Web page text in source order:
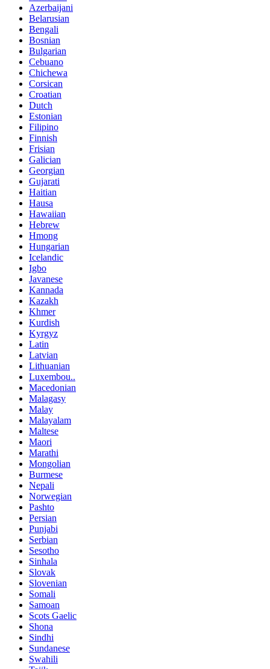
Azerbaijani
Belarusian
Bengali
Bosnian
Bulgarian
Cebuano
Chichewa
Corsican
Croatian
Dutch
Estonian
Filipino
Finnish
Frisian
Galician
Georgian
Gujarati
Haitian
Hausa
Hawaiian
Hebrew
Hmong
Hungarian
Icelandic
Igbo
Javanese
Kannada
Kazakh
Khmer
Kurdish
Kyrgyz
Latin
Latvian
Lithuanian
Luxembou..
Macedonian
Malagasy
Malay
Malayalam
Maltese
Maori
Marathi
Mongolian
Burmese
Nepali
Norwegian
Pashto
Persian
Punjabi
Serbian
Sesotho
Sinhala
Slovak
Slovenian
Somali
Samoan
Scots Gaelic
Shona
Sindhi
Sundanese
Swahili